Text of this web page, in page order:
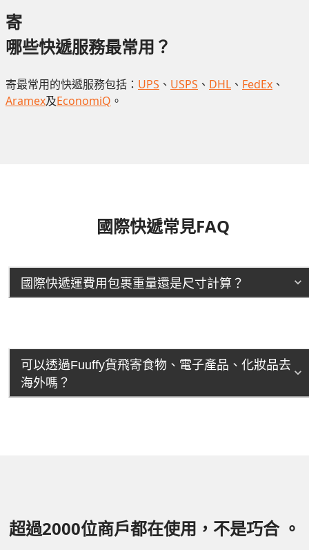
寄
哪些快遞服務最常用？
寄最常用的快遞服務包括： UPS 、 USPS 、 DHL 、 FedEx 、
Aramex及EconomiQ 。
國際快遞常見FAQ
國際快遞運費用包裹重量還是尺寸計算？
可以透過Fuuffy貨飛寄食物、電子產品、化妝品去
海外嗎？
超過2000位商戶都在使用，不是巧合 。